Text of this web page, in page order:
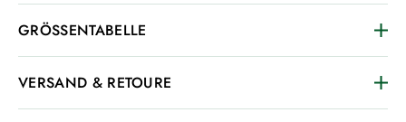
GRÖSSENTABELLE
VERSAND & RETOURE